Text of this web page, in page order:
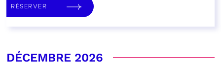
RÉSERVER
DÉCEMBRE 2026